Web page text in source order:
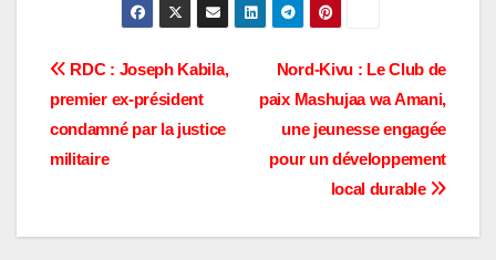
Navigation
de
l’article
Nord-Kivu : Le Club de
paix Mashujaa wa Amani,
une jeunesse engagée
pour un développement
local durable
RDC : Joseph Kabila,
premier ex-président
condamné par la justice
militaire